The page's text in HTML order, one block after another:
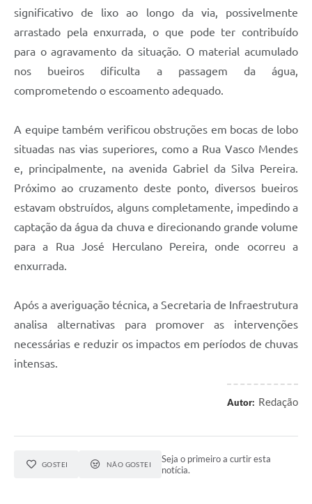
significativo de lixo ao longo da via, possivelmente
arrastado pela enxurrada, o que pode ter contribuído
para o agravamento da situação. O material acumulado
nos bueiros dificulta a passagem da água,
comprometendo o escoamento adequado.
A equipe também verificou obstruções em bocas de lobo
situadas nas vias superiores, como a Rua Vasco Mendes
e, principalmente, na avenida Gabriel da Silva Pereira.
Próximo ao cruzamento deste ponto, diversos bueiros
estavam obstruídos, alguns completamente, impedindo a
captação da água da chuva e direcionando grande volume
para a Rua José Herculano Pereira, onde ocorreu a
enxurrada.
Após a averiguação técnica, a Secretaria de Infraestrutura
analisa alternativas para promover as intervenções
necessárias e reduzir os impactos em períodos de chuvas
intensas.
Autor: Redação
GOSTEI NÃO GOSTEI
Seja o primeiro a curtir esta
notícia.